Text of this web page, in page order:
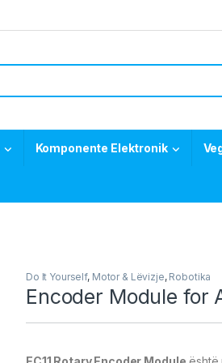
Komponente Elektronik
Do It Yourself, Motor & Lëvizje, Robotika
Encoder Module for